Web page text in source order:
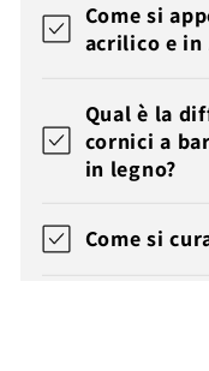
Come si
acrilico e in
Qual è la
cornici a
in legno?
Come si